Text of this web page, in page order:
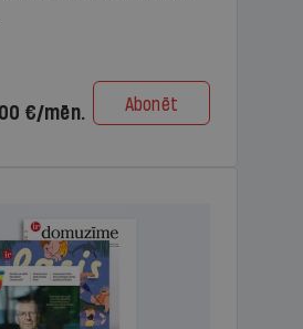
€/mēn. Abonēt